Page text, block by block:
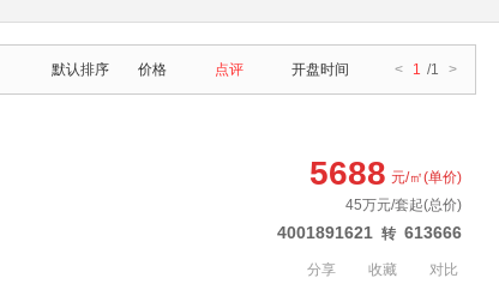
默认排序 价格 点评 开盘时间 < 1 /1 >
4001891621 转 613666
5688 元/㎡(单价)
45万元/套起(总价)
分享 收藏 对比